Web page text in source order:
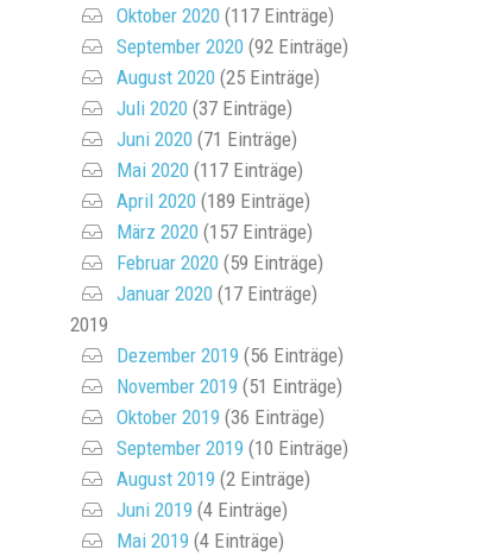
Oktober 2020(117 Einträge)
September 2020(92 Einträge)
August 2020(25 Einträge)
Juli 2020(37 Einträge)
Juni 2020(71 Einträge)
Mai 2020(117 Einträge)
April 2020(189 Einträge)
März 2020(157 Einträge)
Februar 2020(59 Einträge)
Januar 2020(17 Einträge)
2019
Dezember 2019 (56 Einträge)
November 2019 (51 Einträge)
Oktober 2019 (36 Einträge)
September 2019 (10 Einträge)
August 2019 (2 Einträge)
Juni 2019 (4 Einträge)
Mai 2019 (4 Einträge)